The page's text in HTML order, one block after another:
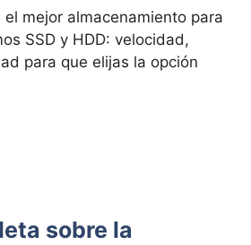
el mejor almacenamiento para
SSD y HDD: velocidad,
para que elijas la opción
sobre la